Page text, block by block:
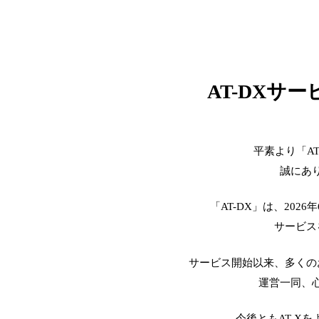
AT-DXサー
平素より「
誠にあ
「AT-DX」は、2026
サービ
サービス開始以来、多く
運営一同、